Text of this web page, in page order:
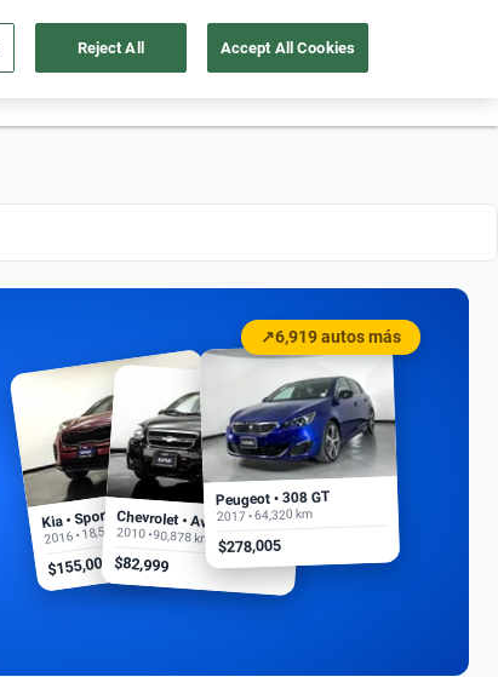
55 4162 9202 Ubicación
↗6,919 autos más
Kia • Sportage EX
2016 • 18,500 km
$155,000
Chevrolet • Aveo
2010 • 90,878 km
$82,999
Peugeot • 308 GT
2017 • 64,320 km
$278,005
Reject All Accept All Cookies